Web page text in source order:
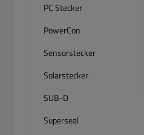
PC Stecker
PowerCon
Sensorstecker
Solarstecker
SUB-D
Superseal